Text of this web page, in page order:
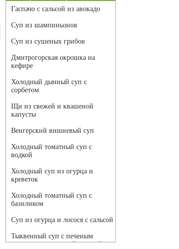
Гаспачо с сальсой из авокадо
Суп из шампиньонов
Суп из сушеных грибов
Дмитрогорская окрошка на
кефире
Холодный дынный суп с
сорбетом
Щи из свежей и квашеной
капусты
Венгерский вишневый суп
Холодный томатный суп с
водкой
Холодный суп из огурца и
креветок
Холодный томатный суп с
базиликом
Суп из огурца и лосося с сальсой
Тыквенный суп с печеным
чесноком и томатной сальсой